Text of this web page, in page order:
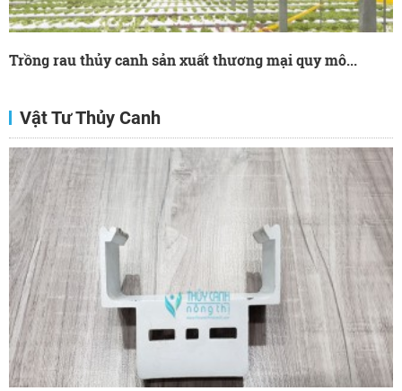
Trồng rau thủy canh sản xuất thương mại quy mô...
Vật Tư Thủy Canh